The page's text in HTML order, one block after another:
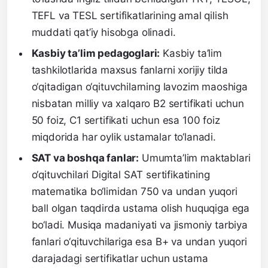
TEFL va TESL sertifikatlarining amal qilish
muddati qat’iy hisobga olinadi.
Kasbiy ta’lim pedagoglari: Kasbiy ta’lim
tashkilotlarida maxsus fanlarni xorijiy tilda
o‘qitadigan o‘qituvchilarning lavozim maoshiga
nisbatan milliy va xalqaro B2 sertifikati uchun
50 foiz, C1 sertifikati uchun esa 100 foiz
miqdorida har oylik ustamalar to‘lanadi.
SAT va boshqa fanlar: Umumta’lim maktablari
o‘qituvchilari Digital SAT sertifikatining
matematika bo‘limidan 750 va undan yuqori
ball olgan taqdirda ustama olish huquqiga ega
bo‘ladi. Musiqa madaniyati va jismoniy tarbiya
fanlari o‘qituvchilariga esa B+ va undan yuqori
darajadagi sertifikatlar uchun ustama